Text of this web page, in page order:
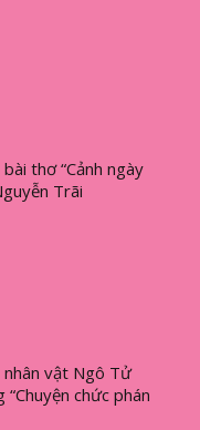
thơ “Cảnh ngày
Trãi
nhân vật Ngô Tử
“Chuyện chức phán